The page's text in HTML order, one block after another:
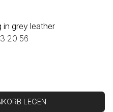
in grey leather
20 56
LEGEN